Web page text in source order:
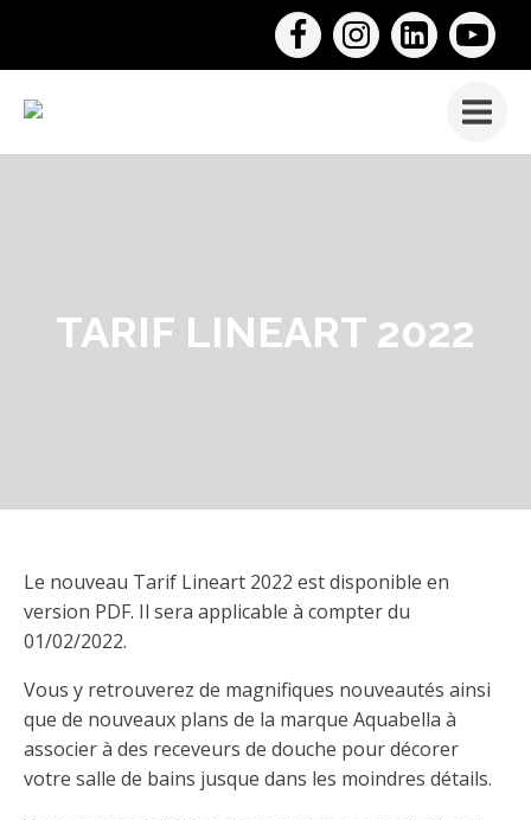
TARIF LINEART 2022
Le nouveau Tarif Lineart 2022 est disponible en
version PDF. Il sera applicable à compter du
01/02/2022.
Vous y retrouverez de magnifiques nouveautés ainsi
que de nouveaux plans de la marque Aquabella à
associer à des receveurs de douche pour décorer
votre salle de bains jusque dans les moindres détails.